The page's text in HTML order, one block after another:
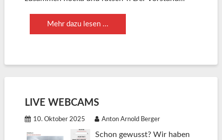
Mehr dazu lesen ...
LIVE WEBCAMS
10. Oktober 2025 Anton Arnold Berger
Schon gewusst? Wir haben